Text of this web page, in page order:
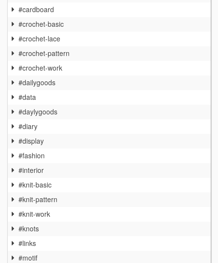
#cardboard
#crochet-basic
#crochet-lace
#crochet-pattern
#crochet-work
#dailygoods
#data
#daylygoods
#diary
#display
#fashion
#interior
#knit-basic
#knit-pattern
#knit-work
#knots
#links
#motif